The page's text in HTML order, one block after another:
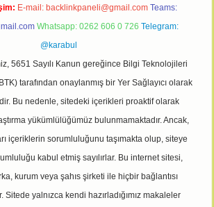
E-mail: backlinkpaneli@gmail.com Teams:
Whatsapp: 0262 606 0 726 Telegram:
@karabul
5651 Sayılı Kanun gereğince Bilgi Teknolojileri
tarafından onaylanmış bir Yer Sağlayıcı olarak
Bu nedenle, sitedeki içerikleri proaktif olarak
yükümlülüğümüz bulunmamaktadır. Ancak,
içeriklerin sorumluluğunu taşımakta olup, siteye
kabul etmiş sayılırlar. Bu internet sitesi,
kurum veya şahıs şirketi ile hiçbir bağlantısı
Sitede yalnızca kendi hazırladığımız makaleler